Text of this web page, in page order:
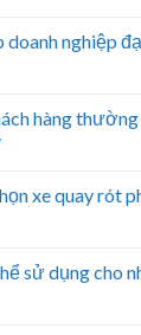
doanh nghiệp
hàng
xe quay rót
sử dụng cho